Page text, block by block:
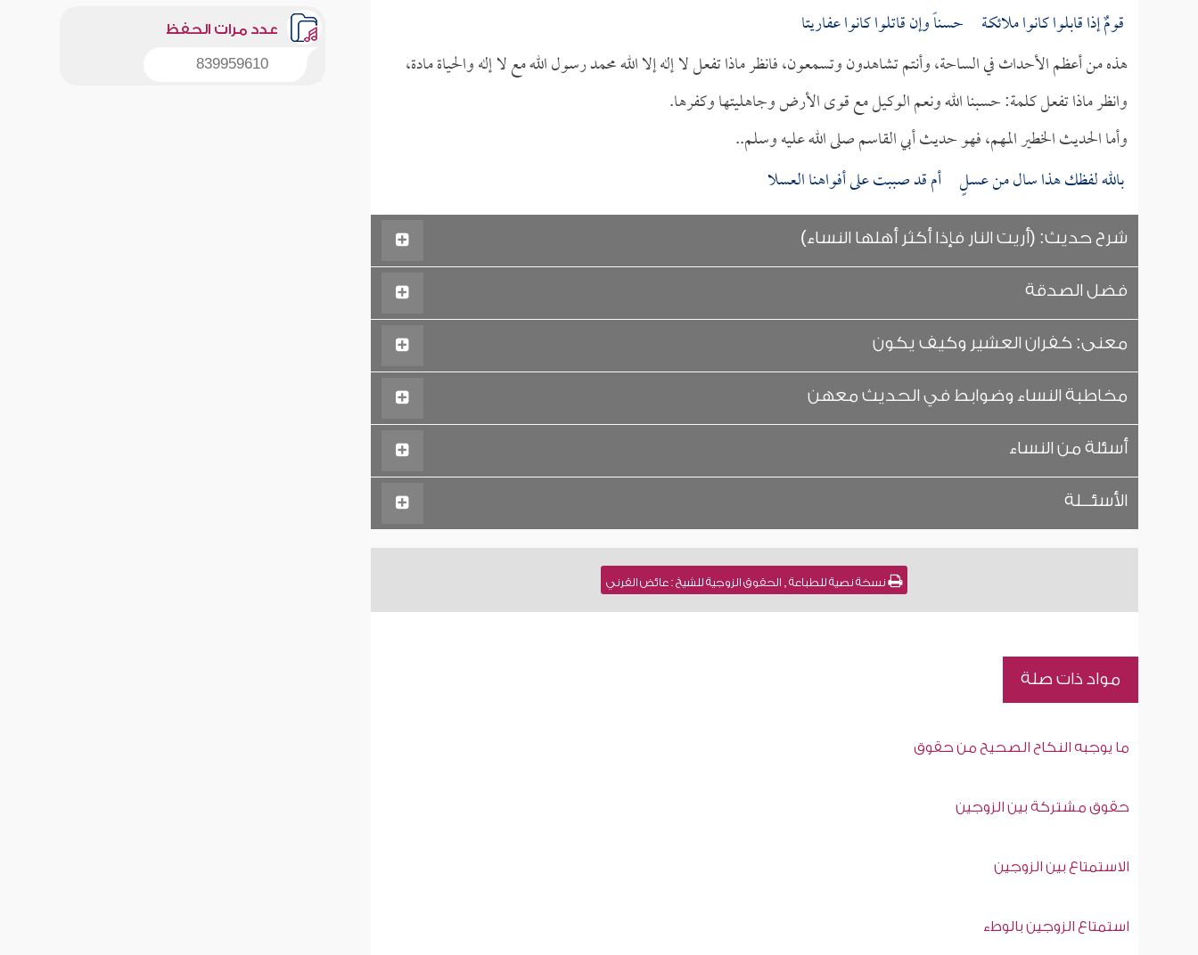
قومٌ إذا قابلوا كانوا ملائكـة حسناً وإن قاتلوا كانوا عفاريتا
هذه من أعظم الأحداث في الساحة، وأنتم تشاهدون وتسمعون، فانظر ماذا تفعل لا إله إلا الله محمد رسول الله مع لا إله والحياة مادة،
وانظر ماذا تفعل كلمة: حسبنا الله ونعم الوكيل مع قوى الأرض وجاهليتها وكفرها.
وأما الحديث الخطير المهم، فهو حديث أبي القاسم صلى الله عليه وسلم..
بالله لفظك هذا سال من عسلٍ أم قد صببت على أفواهنا العسلا
شرح حديث: (أريت النار فإذا أكثر أهلها النساء)
فضل الصدقة
معنى: كفران العشير وكيف يكون
مخاطبة النساء وضوابط في الحديث معهن
أسئلة من النساء
الأسئـــلة
نسخة نصية للطباعة , الحقوق الزوجية للشيخ : عائض القرني
مواد ذات صلة
ما يوجبه النكاح الصحيح من حقوق
حقوق مشتركة بين الزوجين
الاستمتاع بين الزوجين
استمتاع الزوجين بالوطء
عدد مرات الحفظ
839959610